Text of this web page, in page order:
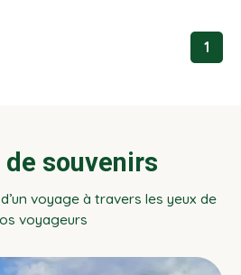
1
de souvenirs
voyage à travers les yeux de
voyageurs